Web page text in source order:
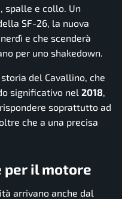
spalle e collo. Un
SF-26, la nuova
e che scenderà
per uno shakedown.
del Cavallino, che
significativo nel 2018,
soprattutto ad
che a una precisa
per il motore
arrivano anche dal